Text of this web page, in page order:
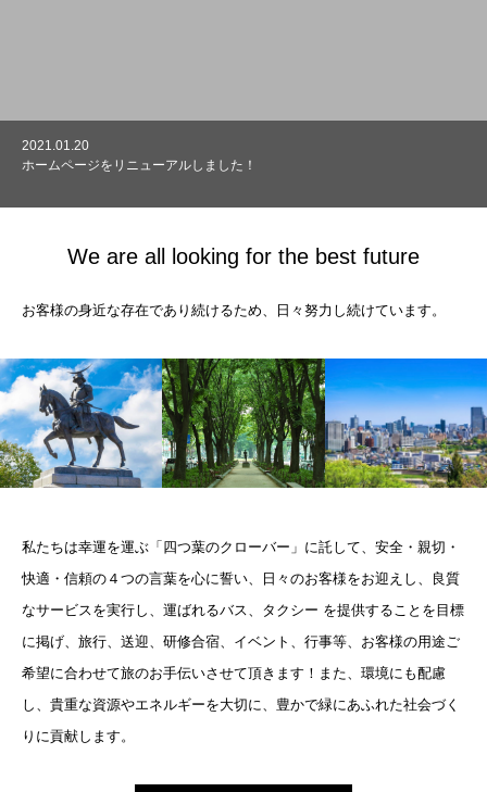
2021.01.20
ホームページをリニューアルしました！
We are all looking for the best future
お客様の身近な存在であり続けるため、日々努力し続けています。
私たちは幸運を運ぶ「四つ葉のクローバー」に託して、安全・親切・
快適・信頼の４つの言葉を心に誓い、日々のお客様をお迎えし、良質
なサービスを実行し、運ばれるバス、タクシー を提供することを目標
に掲げ、旅行、送迎、研修合宿、イベント、行事等、お客様の用途ご
希望に合わせて旅のお手伝いさせて頂きます！また、環境にも配慮
し、貴重な資源やエネルギーを大切に、豊かで緑にあふれた社会づく
りに貢献します。